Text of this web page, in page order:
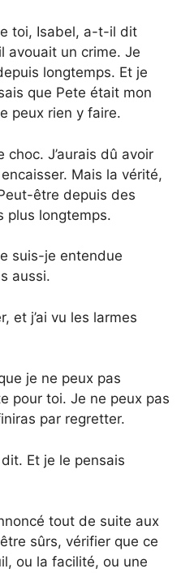
toi, Isabel, a-t-il dit
avouait un crime. Je
longtemps. Et je
que Pete était mon
peux rien y faire.
choc. J’aurais dû avoir
Mais la vérité,
être depuis des
plus longtemps.
suis-je entendue
aussi.
et j’ai vu les larmes
je ne peux pas
pour toi. Je ne peux pas
par regretter.
Et je le pensais
tout de suite aux
sûrs, vérifier que ce
ou la facilité, ou une